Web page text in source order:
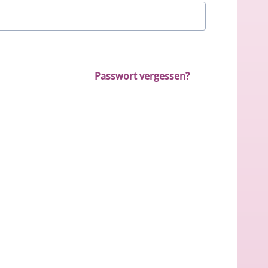
Passwort vergessen?